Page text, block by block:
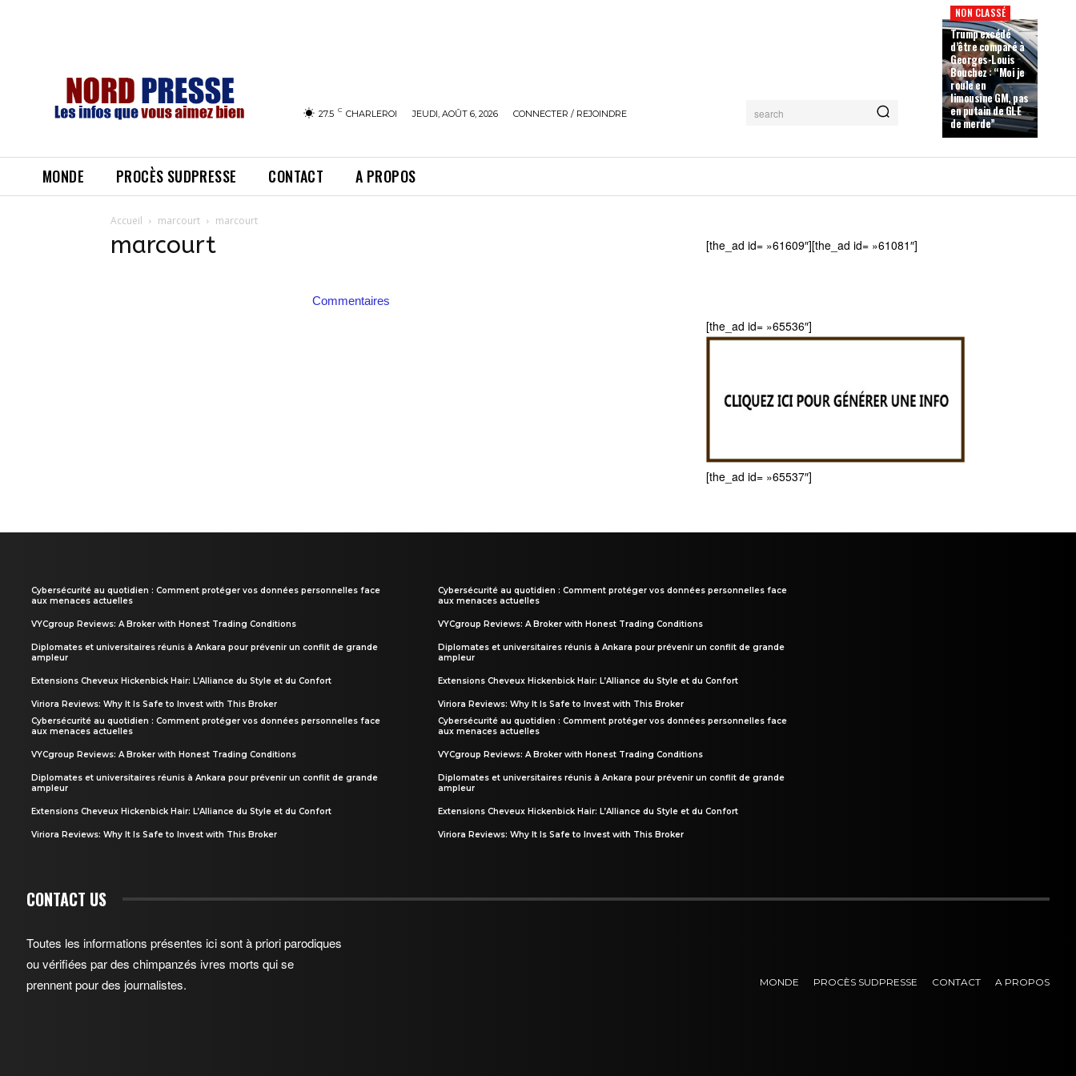
27.5 C CHARLEROI JEUDI, AOÛT 6, 2026 CONNECTER / REJOINDRE search
NON CLASSÉ
Trump excédé
d’être comparé à
Georges-Louis
Bouchez : “Moi je
roule en
limousine GM, pas
en putain de GLE
de merde”
MONDE PROCÈS SUDPRESSE CONTACT A PROPOS
Accueil marcourt marcourt
marcourt
Commentaires
[the_ad id= »61609″][the_ad id= »61081″]
[the_ad id= »65536″]
[the_ad id= »65537″]
Cybersécurité au quotidien : Comment protéger vos données personnelles face
aux menaces actuelles
VYCgroup Reviews: A Broker with Honest Trading Conditions
Diplomates et universitaires réunis à Ankara pour prévenir un conflit de grande
ampleur
Extensions Cheveux Hickenbick Hair: L’Alliance du Style et du Confort
Viriora Reviews: Why It Is Safe to Invest with This Broker
Cybersécurité au quotidien : Comment protéger vos données personnelles face
aux menaces actuelles
VYCgroup Reviews: A Broker with Honest Trading Conditions
Diplomates et universitaires réunis à Ankara pour prévenir un conflit de grande
ampleur
Extensions Cheveux Hickenbick Hair: L’Alliance du Style et du Confort
Viriora Reviews: Why It Is Safe to Invest with This Broker
Cybersécurité au quotidien : Comment protéger vos données personnelles face
aux menaces actuelles
VYCgroup Reviews: A Broker with Honest Trading Conditions
Diplomates et universitaires réunis à Ankara pour prévenir un conflit de grande
ampleur
Extensions Cheveux Hickenbick Hair: L’Alliance du Style et du Confort
Viriora Reviews: Why It Is Safe to Invest with This Broker
Cybersécurité au quotidien : Comment protéger vos données personnelles face
aux menaces actuelles
VYCgroup Reviews: A Broker with Honest Trading Conditions
Diplomates et universitaires réunis à Ankara pour prévenir un conflit de grande
ampleur
Extensions Cheveux Hickenbick Hair: L’Alliance du Style et du Confort
Viriora Reviews: Why It Is Safe to Invest with This Broker
CONTACT US
Toutes les informations présentes ici sont à priori parodiques
ou vérifiées par des chimpanzés ivres morts qui se
prennent pour des journalistes.
MONDE PROCÈS SUDPRESSE CONTACT A PROPOS